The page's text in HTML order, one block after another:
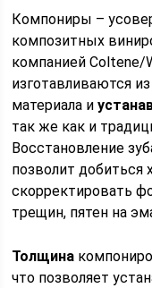
Компониры –
композитных
компанией Coltene/
изготавливаются
материала и
так же как и
Восстановление
позволит добиться
скорректировать
трещин, пятен на
Толщина
что позволяет